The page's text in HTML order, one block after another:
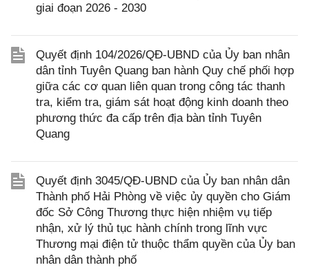
giai đoạn 2026 - 2030
Quyết định 104/2026/QĐ-UBND của Ủy ban nhân
dân tỉnh Tuyên Quang ban hành Quy chế phối hợp
giữa các cơ quan liên quan trong công tác thanh
tra, kiểm tra, giám sát hoạt động kinh doanh theo
phương thức đa cấp trên địa bàn tỉnh Tuyên
Quang
Quyết định 3045/QĐ-UBND của Ủy ban nhân dân
Thành phố Hải Phòng về việc ủy quyền cho Giám
đốc Sở Công Thương thực hiện nhiệm vụ tiếp
nhận, xử lý thủ tục hành chính trong lĩnh vực
Thương mại điện tử thuộc thẩm quyền của Ủy ban
nhân dân thành phố